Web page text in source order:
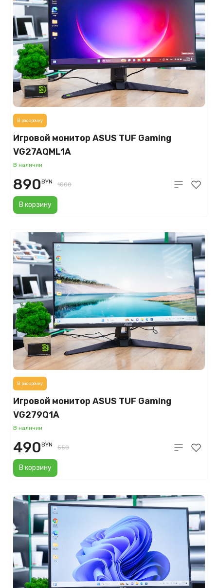
Игровой монитор ASUS TUF Gaming
VG27AQML1A
В наличии
В корзину
В рассрочку
890BYN 1000
Игровой монитор ASUS TUF Gaming
VG279Q1A
В наличии
В корзину
В рассрочку
490BYN 550